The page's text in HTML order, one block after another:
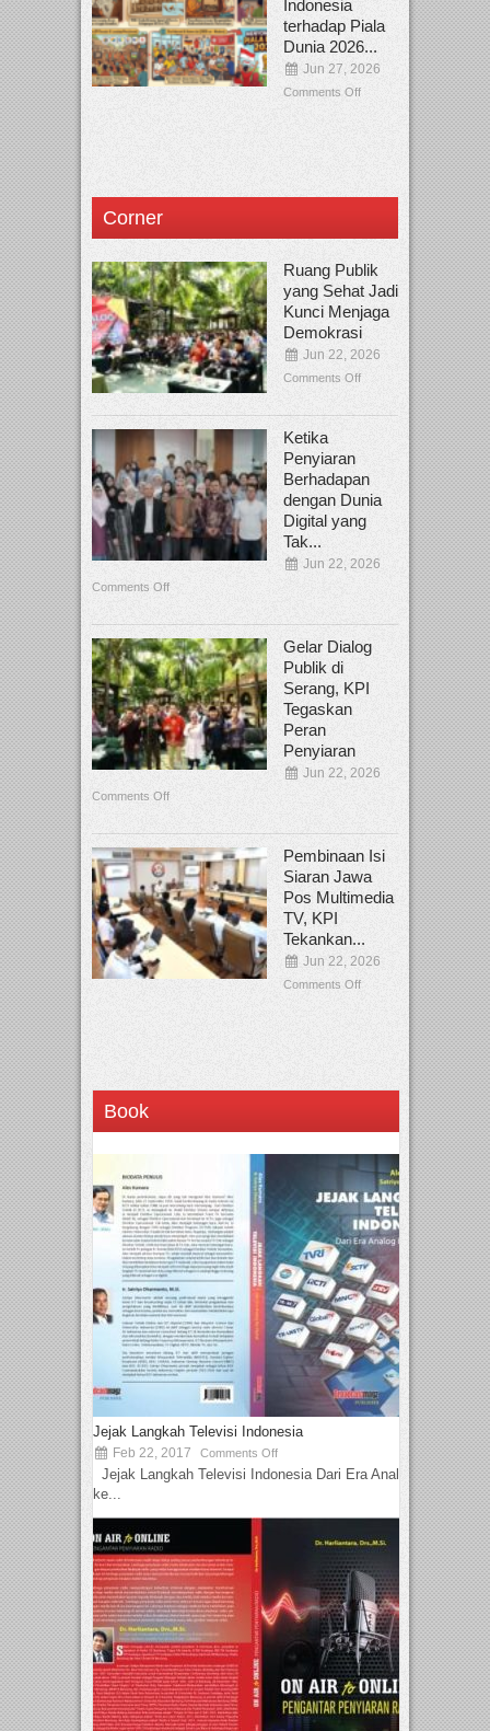
Indonesia
terhadap Piala
Dunia 2026...
Jun 27, 2026
Comments Off
Corner
Ruang Publik
yang Sehat Jadi
Kunci Menjaga
Demokrasi
Jun 22, 2026
Comments Off
Ketika
Penyiaran
Berhadapan
dengan Dunia
Digital yang
Tak...
Jun 22, 2026
Comments Off
Gelar Dialog
Publik di
Serang, KPI
Tegaskan
Peran
Penyiaran
Jun 22, 2026
Comments Off
Pembinaan Isi
Siaran Jawa
Pos Multimedia
TV, KPI
Tekankan...
Jun 22, 2026
Comments Off
Book
Jejak Langkah Televisi Indonesia
Feb 22, 2017 Comments Off
Jejak Langkah Televisi Indonesia Dari Era Analog
ke...